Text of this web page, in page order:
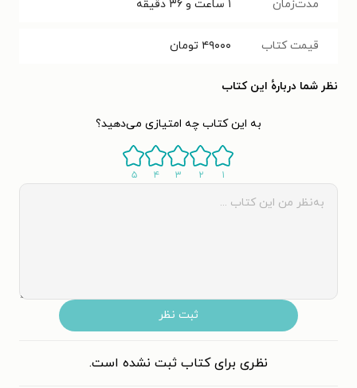
مدت‌زمان ۱ ساعت و ۳۶ دقیقه
قیمت کتاب ۴۹۰۰۰ تومان
نظر شما دربارهٔ این کتاب
به این کتاب چه امتیازی می‌دهید؟
۱ ۲ ۳ ۴ ۵
ثبت نظر
نظری برای کتاب ثبت نشده است.